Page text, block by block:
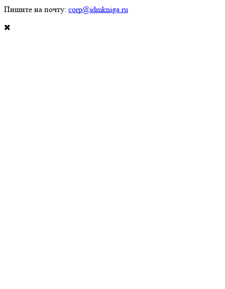
Пишите на почту: corp@idmkniga.ru